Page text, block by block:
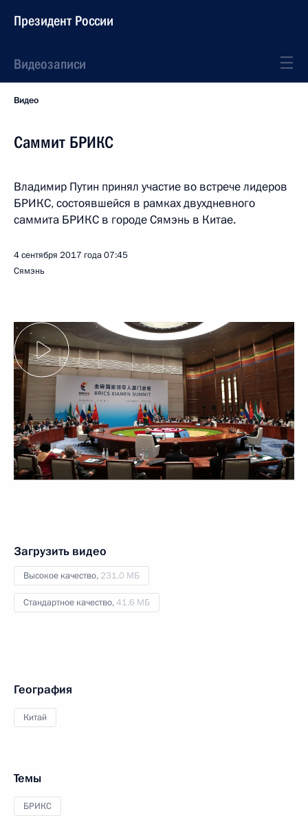
Президент России
Видеозаписи
Видео
Саммит БРИКС
Владимир Путин принял участие во встрече лидеров
БРИКС, состоявшейся в рамках двухдневного
саммита БРИКС в городе Сямэнь в Китае.
4 сентября 2017 года07:45
Сямэнь
Загрузить видео
Высокое качество, 231.0 МБ
Стандартное качество,41.6 МБ
География
Китай
Темы
БРИКС